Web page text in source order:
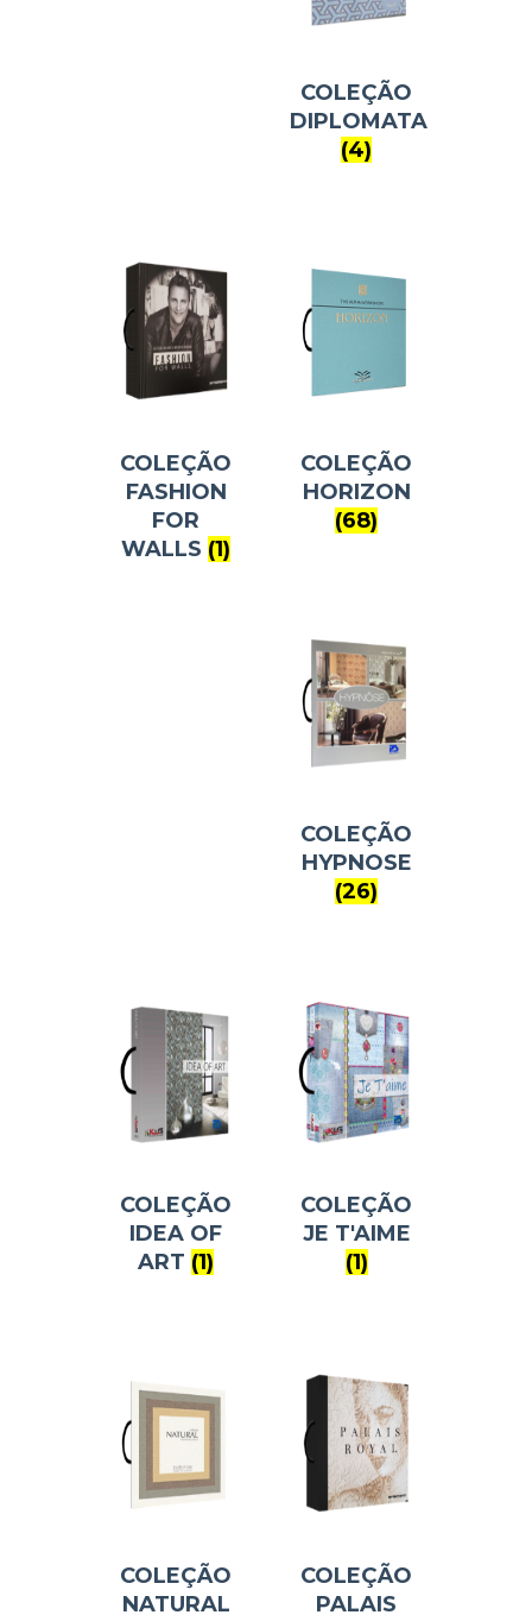
COLEÇÃO
DIPLOMATA
(4)
COLEÇÃO
FASHION
FOR
WALLS (1)
COLEÇÃO
HORIZON
(68)
COLEÇÃO
HYPNOSE
(26)
COLEÇÃO
IDEA OF
ART (1)
COLEÇÃO
JE T'AIME
(1)
COLEÇÃO
NATURAL
COLEÇÃO
PALAIS